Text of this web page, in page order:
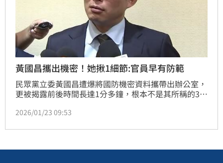
黃國昌攜出機密！她揪1細節:官員早有防範
民眾黨立委黃國昌遭爆將國防機密資料攜帶出辦公室，
更被揭露前後時間長達1分多鐘，根本不是其所稱的30
有翻拍資料疑慮。對此，資深媒體人周玉蔻也驚覺，現
2026/01/23 09:53